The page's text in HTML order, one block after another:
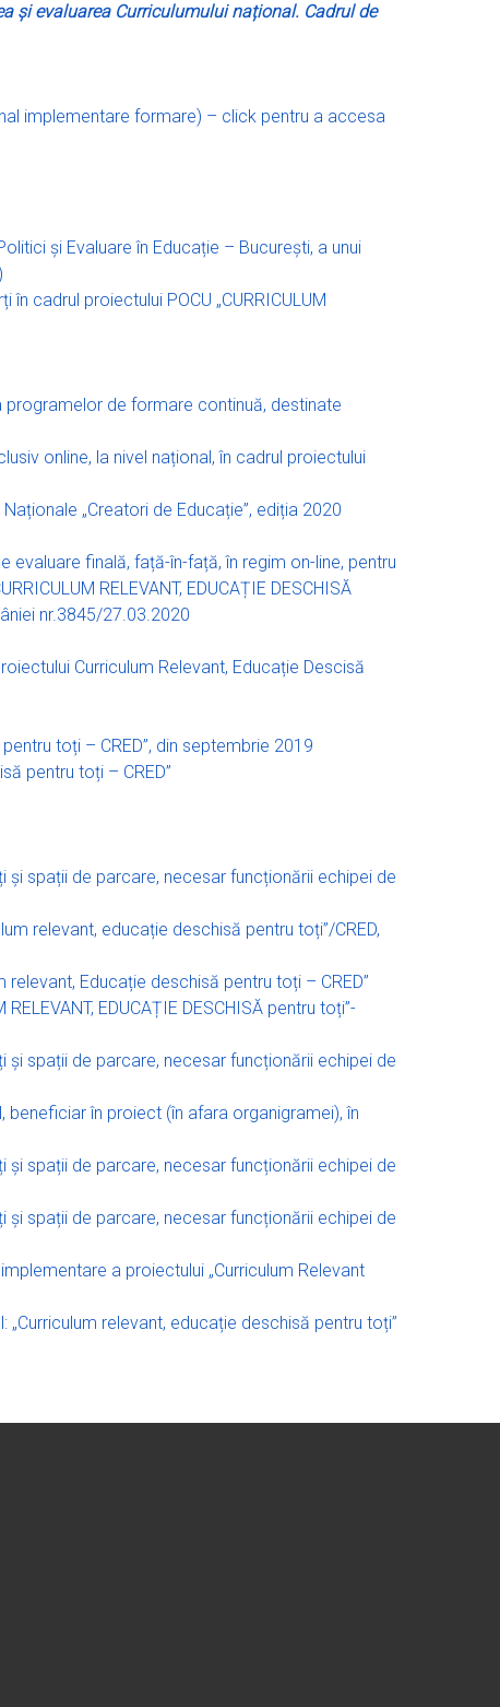
și evaluarea Curriculumului național. Cadrul de
implementare formare) – click pentru a accesa
și Evaluare în Educație – București, a unui
cadrul proiectului POCU „CURRICULUM
programelor de formare continuă, destinate
online, la nivel național, în cadrul proiectului
„Creatori de Educație”, ediția 2020
finală, față-în-față, în regim on-line, pentru
RELEVANT, EDUCAȚIE DESCHISĂ
nr.3845/27.03.2020
Curriculum Relevant, Educație Descisă
toți – CRED”, din septembrie 2019
pentru toți – CRED”
și spații de parcare, necesar funcționării echipei de
relevant, educație deschisă pentru toți”/CRED,
Educație deschisă pentru toți – CRED”
EDUCAȚIE DESCHISĂ pentru toți”-
și spații de parcare, necesar funcționării echipei de
în proiect (în afara organigramei), în
și spații de parcare, necesar funcționării echipei de
și spații de parcare, necesar funcționării echipei de
a proiectului „Curriculum Relevant
relevant, educație deschisă pentru toți”